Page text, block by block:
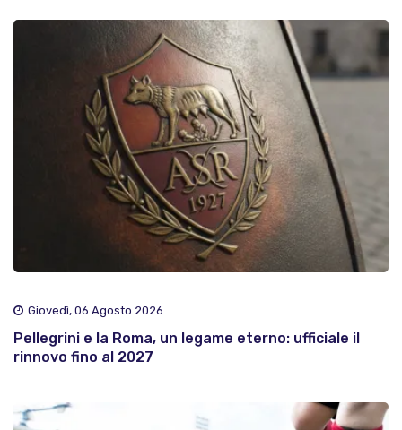
Giovedì, 06 Agosto 2026
Pellegrini e la Roma, un legame eterno: ufficiale il
rinnovo fino al 2027